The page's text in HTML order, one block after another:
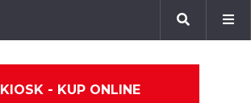
KIOSK - KUP ONLINE